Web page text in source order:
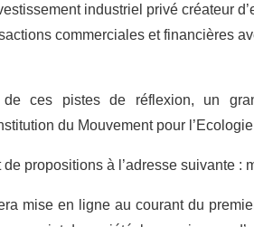
industriel privé créateur
commerciales et financières
ces pistes de réflexion, un
du Mouvement pour
propositions à l’adresse suivante :
mise en ligne au courant du